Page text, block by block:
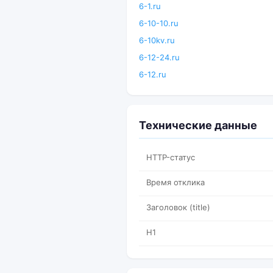
6-1.ru
6-10-10.ru
6-10kv.ru
6-12-24.ru
6-12.ru
Технические данные
HTTP-статус
Время отклика
Заголовок (title)
H1